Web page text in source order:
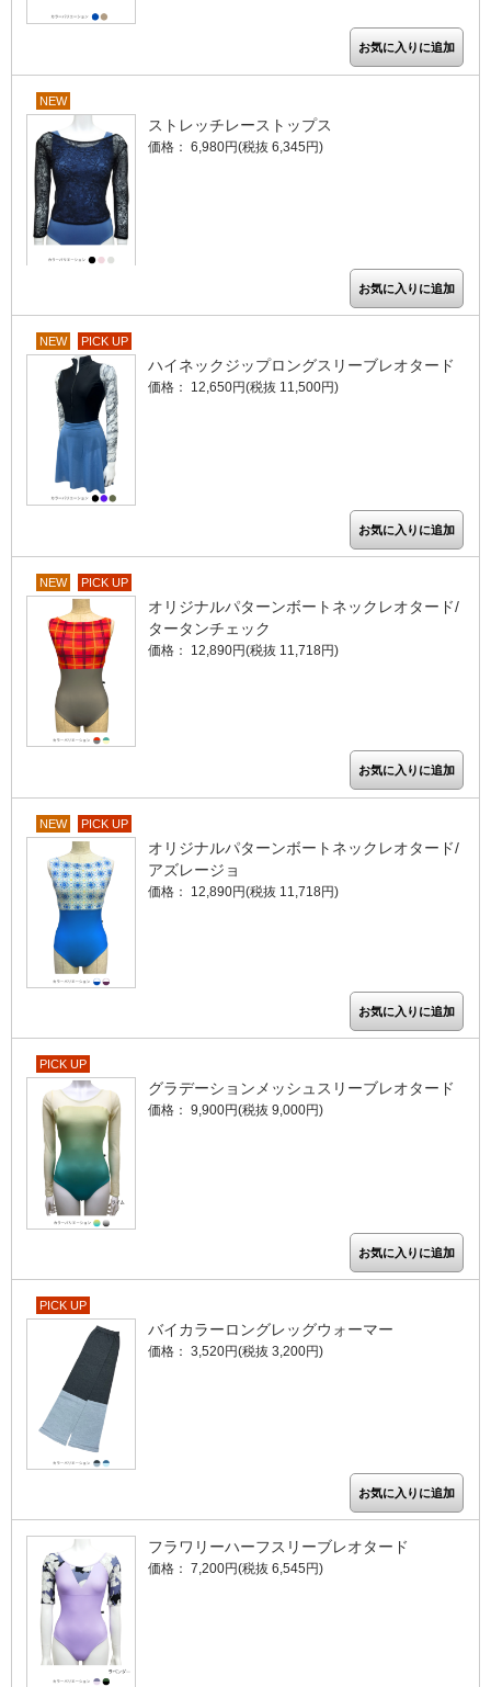
NEW
ストレッチレーストップス
価格： 6,980円(税抜 6,345円)
NEW PICK UP
ハイネックジップロングスリーブレオタード
価格： 12,650円(税抜 11,500円)
NEW PICK UP
オリジナルパターンボートネックレオタード/
タータンチェック
価格： 12,890円(税抜 11,718円)
NEW PICK UP
オリジナルパターンボートネックレオタード/
アズレージョ
価格： 12,890円(税抜 11,718円)
PICK UP
グラデーションメッシュスリーブレオタード
価格： 9,900円(税抜 9,000円)
PICK UP
バイカラーロングレッグウォーマー
価格： 3,520円(税抜 3,200円)
フラワリーハーフスリーブレオタード
価格： 7,200円(税抜 6,545円)